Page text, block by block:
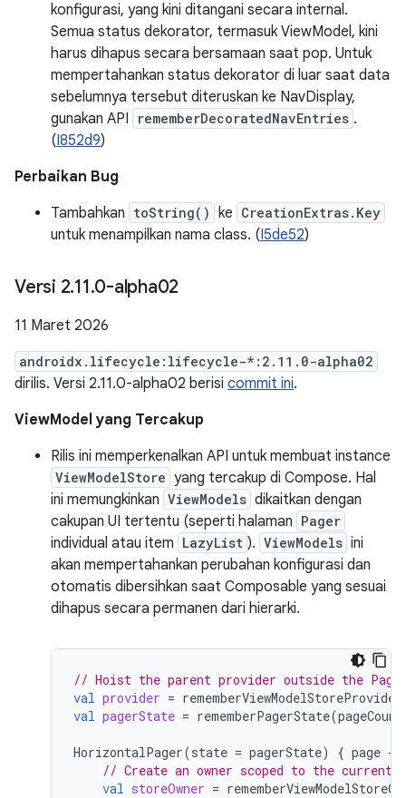
konfigurasi, yang kini ditangani secara internal.
Semua status dekorator, termasuk ViewModel, kini
harus dihapus secara bersamaan saat pop. Untuk
mempertahankan status dekorator di luar saat data
sebelumnya tersebut diteruskan ke NavDisplay,
gunakan API
rememberDecoratedNavEntries .
(I852d9)
Perbaikan Bug
Tambahkan toString() ke CreationExtras.Key
untuk menampilkan nama class. (I5de52)
Versi 2.11.0-alpha02
11 Maret 2026
androidx.lifecycle:lifecycle-*:2.11.0-alpha02
dirilis. Versi 2.11.0-alpha02 berisi commit ini.
ViewModel yang Tercakup
Rilis ini memperkenalkan API untuk membuat instance
ViewModelStore yang tercakup di Compose. Hal
ini memungkinkan ViewModels dikaitkan dengan
cakupan UI tertentu (seperti halaman Pager
individual atau item LazyList ). ViewModels ini
akan mempertahankan perubahan konfigurasi dan
otomatis dibersihkan saat Composable yang sesuai
dihapus secara permanen dari hierarki.
// Hoist the parent provider outside the
val provider = rememberViewModelStoreProvider
val pagerState = rememberPagerState(pageCount
HorizontalPager(state = pagerState) { page -
// Create an owner scoped to the current
val storeOwner =